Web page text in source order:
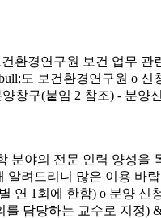
환경연구원 보건 업무
보건환경연구원 o 신
창구(붙임 2 참조) - 분
야의 전문 인력 양성
려드리니 많은 이용 바
연 1회에 한함) o 분양
담당하는 교수로 지정)